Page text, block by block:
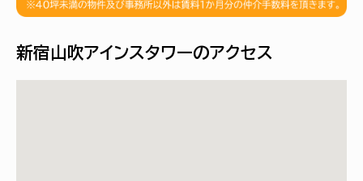
新宿山吹アインスタワーのアクセス